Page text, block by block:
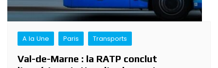
A la Une Paris Transports
Val-de-Marne : la RATP conclut